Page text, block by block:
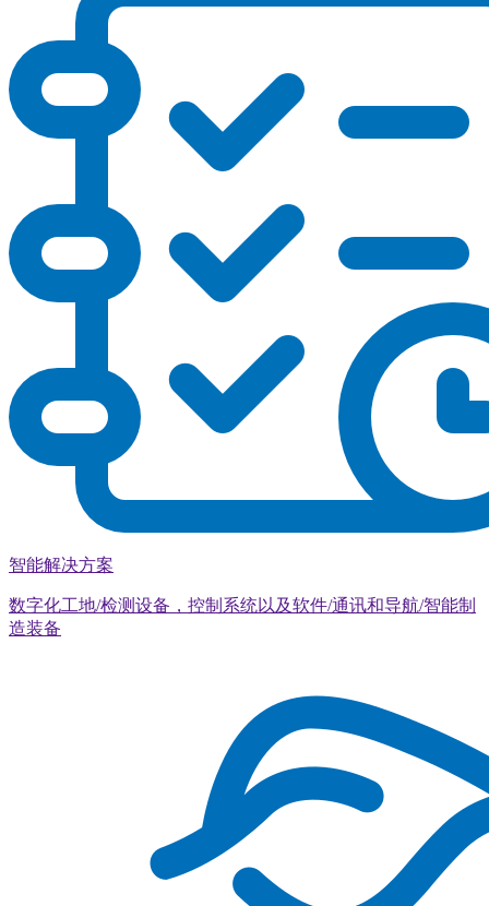
智能解决方案
数字化工地/检测设备，控制系统以及软件/通讯和导航/智能制
造装备